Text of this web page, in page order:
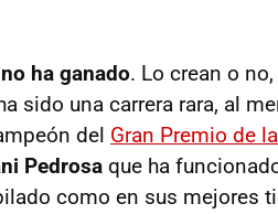
ha ganado. Lo crean o
sido una carrera rara, al
del Gran Premio de
Pedrosa que ha
como en sus mejores